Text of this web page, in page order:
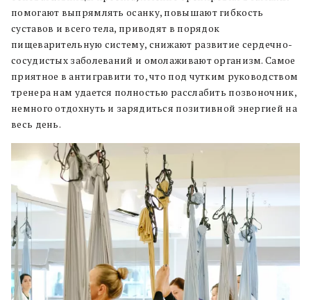
помогают выпрямлять осанку, повышают гибкость
суставов и всего тела, приводят в порядок
пищеварительную систему, снижают развитие сердечно-
сосудистых заболеваний и омолаживают организм. Самое
приятное в антигравити то, что под чутким руководством
тренера нам удается полностью расслабить позвоночник,
немного отдохнуть и зарядиться позитивной энергией на
весь день.